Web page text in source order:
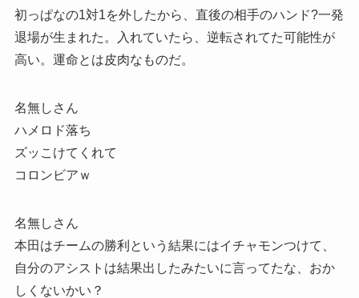
初っぱなの1対1を外したから、直後の相手のハンド?一発
退場が生まれた。入れていたら、逆転されてた可能性が
高い。運命とは皮肉なものだ。
名無しさん
ハメロド落ち
ズッこけてくれて
コロンビアｗ
名無しさん
本田はチームの勝利という結果にはイチャモンつけて、
自分のアシストは結果出したみたいに言ってたな、おか
しくないかい？